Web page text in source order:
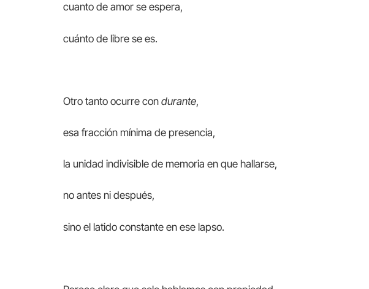
cuanto de amor se espera,
cuánto de libre se es.
Otro tanto ocurre con durante,
esa fracción mínima de presencia,
la unidad indivisible de memoria en que hallarse,
no antes ni después,
sino el latido constante en ese lapso.